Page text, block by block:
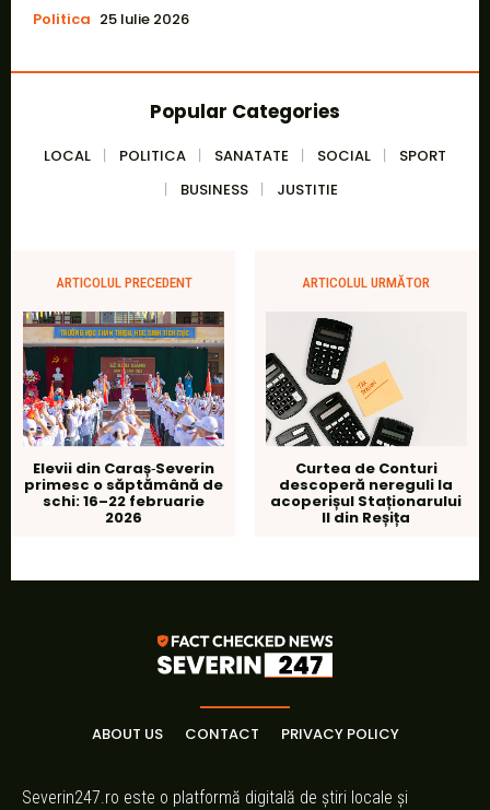
Politica 25 Iulie 2026
Popular Categories
LOCAL POLITICA SANATATE SOCIAL
SPORT
BUSINESS
JUSTITIE
ARTICOLUL PRECEDENT
Elevii din Caraș‑Severin
primesc o săptămână de
schi: 16–22 februarie
2026
ARTICOLUL URMĂTOR
Curtea de Conturi
descoperă nereguli la
acoperișul Staționarului
II din Reșița
ABOUT US CONTACT PRIVACY POLICY
Severin247.ro este o platformă digitală de știri locale și